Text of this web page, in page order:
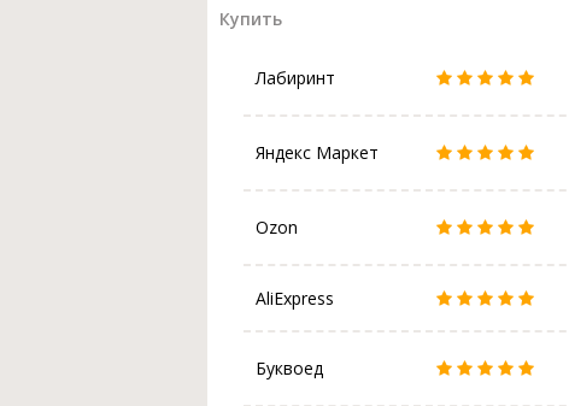
Купить
Лабиринт
Яндекс Маркет
Ozon
AliExpress
Буквоед